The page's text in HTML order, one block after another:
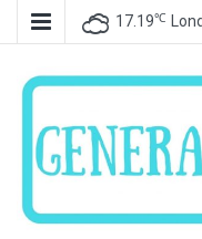
17.19℃